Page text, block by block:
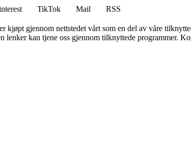
TikTok Mail
RSS
gjennom nettstedet vårt som en del av våre
kan tjene oss gjennom tilknyttede programmer.